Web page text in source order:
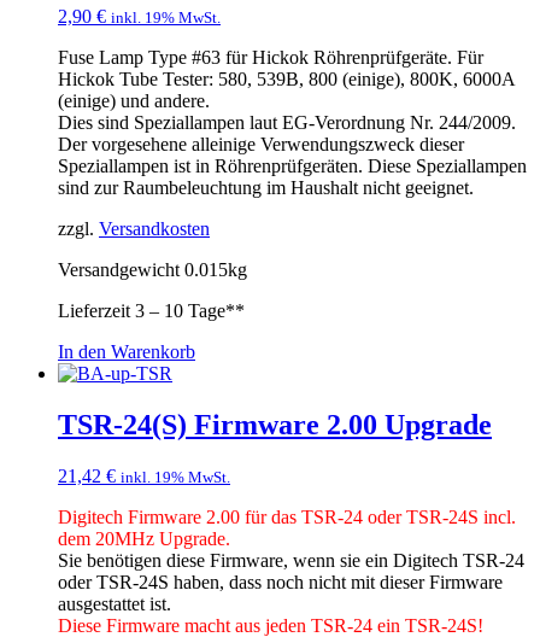
2,90 € inkl. 19% MwSt.
Fuse Lamp Type #63 für Hickok Röhrenprüfgeräte. Für
Hickok Tube Tester: 580, 539B, 800 (einige), 800K, 6000A
(einige) und andere.
Dies sind Speziallampen laut EG-Verordnung Nr. 244/2009.
Der vorgesehene alleinige Verwendungszweck dieser
Speziallampen ist in Röhrenprüfgeräten. Diese Speziallampen
sind zur Raumbeleuchtung im Haushalt nicht geeignet.
zzgl. Versandkosten
Versandgewicht 0.015kg
Lieferzeit 3 – 10 Tage**
In den Warenkorb
TSR-24(S) Firmware 2.00 Upgrade
21,42 € inkl. 19% MwSt.
Digitech Firmware 2.00 für das TSR-24 oder TSR-24S incl.
dem 20MHz Upgrade.
Sie benötigen diese Firmware, wenn sie ein Digitech TSR-24
oder TSR-24S haben, dass noch nicht mit dieser Firmware
ausgestattet ist.
Diese Firmware macht aus jeden TSR-24 ein TSR-24S!